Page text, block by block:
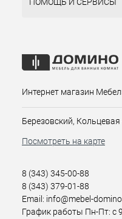
Интернет магазин
Березовский,
Посмотреть на карте
8 (343) 345-00-88
8 (343) 379-01-88
Email: info@mebel-
График работы Пн-Пт: с